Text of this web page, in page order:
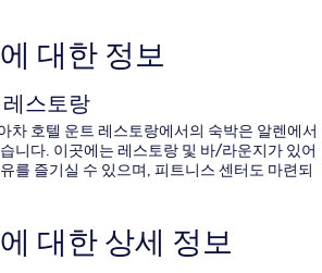
대한 정보
스토랑
차 호텔 운트 레스토랑에서의 숙박은 알렌에서
니다. 이곳에는 레스토랑 및 바/라운지가 있어
를 즐기실 수 있으며, 피트니스 센터도 마련되
대한 상세 정보